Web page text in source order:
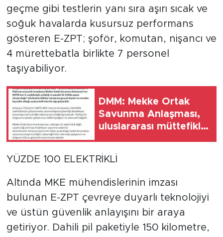
geçme gibi testlerin yanı sıra aşırı sıcak ve
soğuk havalarda kusursuz performans
gösteren E-ZPT; şoför, komutan, nişancı ve
4 mürettebatla birlikte 7 personel
taşıyabiliyor.
DMM: Mekke Ortak
Savunma Anlaşması,
uluslararası müttefiklik
çelişmemektedir
YÜZDE 100 ELEKTRİKLİ
Altında MKE mühendislerinin imzası
bulunan E-ZPT çevreye duyarlı teknolojiyi
ve üstün güvenlik anlayışını bir araya
getiriyor. Dahili pil paketiyle 150 kilometre,